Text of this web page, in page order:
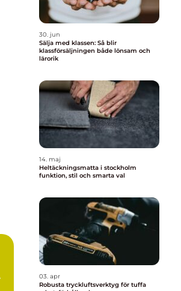
30. jun
Sälja med klassen: Så blir
klassförsäljningen både lönsam och
lärorik
14. maj
Heltäckningsmatta i stockholm
funktion, stil och smarta val
03. apr
Robusta tryckluftsverktyg för tuffa